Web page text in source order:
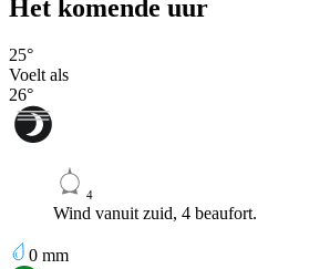
Het komende uur
25°
Voelt als
26°
4
Wind vanuit zuid, 4 beaufort.
0 mm